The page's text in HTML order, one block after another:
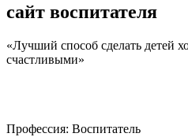
сайт воспитателя
«Лучший способ сделать детей
счастливыми»
Профессия: Воспитатель